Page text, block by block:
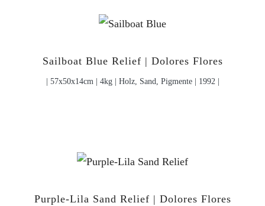
Sailboat Blue Relief | Dolores Flores
| 57x50x14cm | 4kg | Holz, Sand, Pigmente | 1992 |
Purple-Lila Sand Relief | Dolores Flores